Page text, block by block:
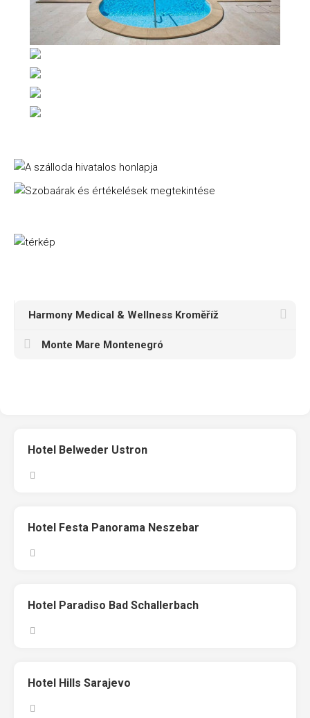
Harmony Medical & Wellness Kroměříž
Monte Mare Montenegró
Hotel Belweder Ustron
Hotel Festa Panorama Neszebar
Hotel Paradiso Bad Schallerbach
Hotel Hills Sarajevo